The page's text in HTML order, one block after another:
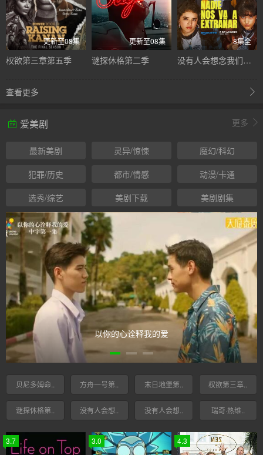
更新至08集
权欲第三章第五季
更新至08集
谜探休格第二季
8集全
没有人会想念我们第一季
查看更多
爱美剧 更多
最新美剧 灵异/惊悚
魔幻/科幻
犯罪/历史
都市/情感
动漫/卡通
选秀/综艺
美剧下载 美剧剧集
以你的心诠释我的爱
贝尼多姆命.. 方舟一号第.. 末日地堡第.. 权欲第三章..
谜探休格第.. 没有人会想.. 没有人会想.. 瑞奇·热维..
3.7 3.0 4.3